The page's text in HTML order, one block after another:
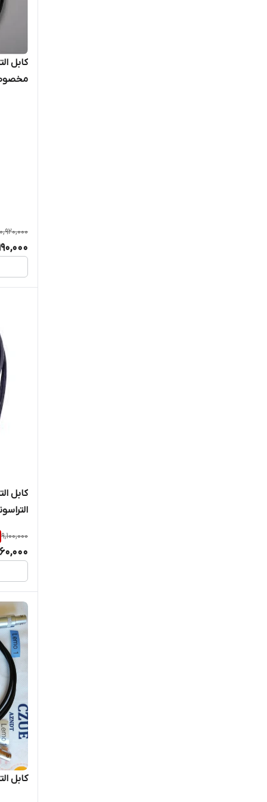
کابل
کابل
یک
9,100,000
کابل